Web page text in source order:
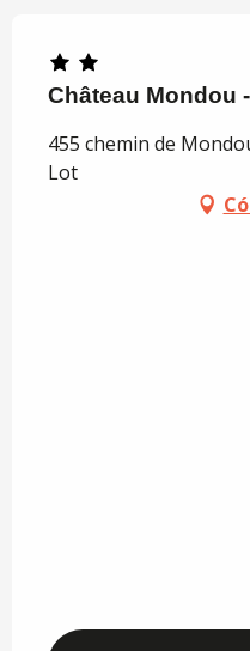
Château Mondou
455 chemin de
Lot